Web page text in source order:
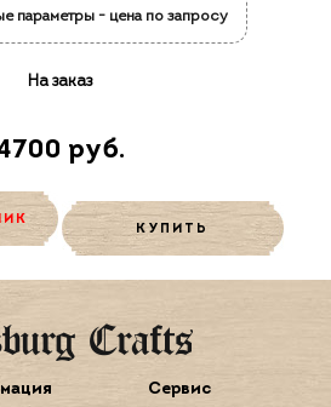
параметры - цена по запросу
На заказ
руб.
КУПИТЬ
Сервис